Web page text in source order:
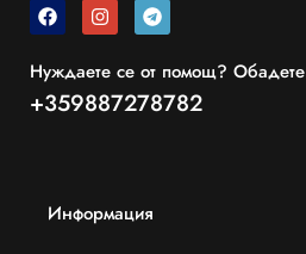
Нуждаете се от помощ? Обадете
+359887278782
Информация